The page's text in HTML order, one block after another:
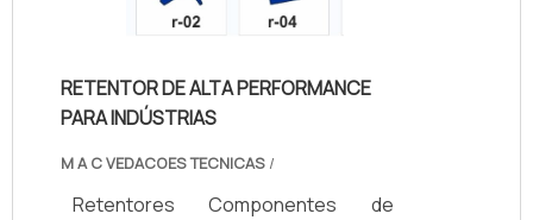
industrial, aumentam a durabilidade
de manutenção e garantem
eficiência operacional.
RETENTOR DE ALTA PERFORMANCE
PARA INDÚSTRIAS
M A C VEDACOES TECNICAS /
Retentores Componentes de